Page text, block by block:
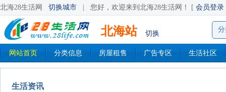
北海28生活网 切换城市 您好，欢迎来到北海28生活网！ [ 会员登录
北海站 切换
网站首页 分类信息 房屋租售 广告专区 生活社区
生活资讯